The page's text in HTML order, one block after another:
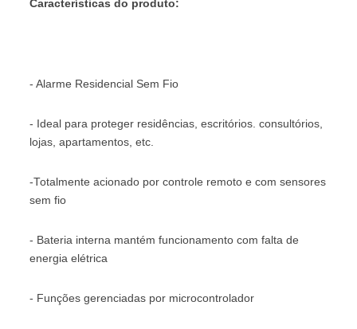
Características do produto:
- Alarme Residencial Sem Fio
- Ideal para proteger residências, escritórios. consultórios,
lojas, apartamentos, etc.
-Totalmente acionado por controle remoto e com sensores
sem fio
- Bateria interna mantém funcionamento com falta de
energia elétrica
- Funções gerenciadas por microcontrolador